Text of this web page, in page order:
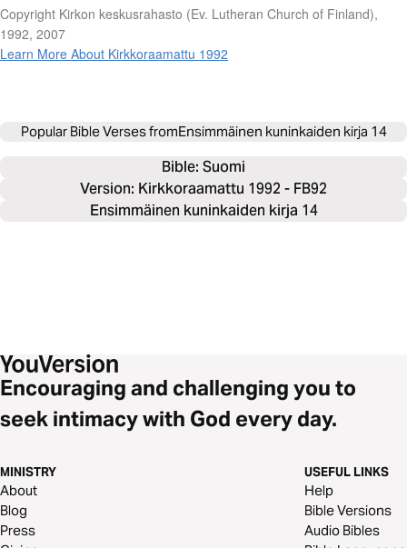
Copyright Kirkon keskusrahasto (Ev. Lutheran Church of Finland),
1992, 2007
Learn More About Kirkkoraamattu 1992
Popular Bible Verses fromEnsimmäinen kuninkaiden kirja 14
Bible: Suomi
Version: Kirkkoraamattu 1992 - FB92
Ensimmäinen kuninkaiden kirja 14
Encouraging and challenging you to
seek intimacy with God every day.
MINISTRY
About
Blog
Press
USEFUL LINKS
Help
Bible Versions
Audio Bibles